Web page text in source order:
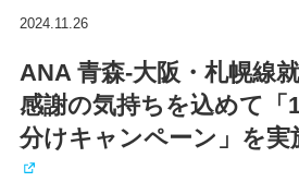
2024.11.26
ANA 青森‐大阪・札幌線
感謝の気持ちを込めて「
分けキャンペーン」を実